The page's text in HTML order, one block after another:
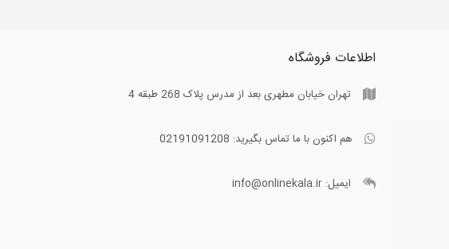
اطلاعات فروشگاه
تهران خیابان مطهری بعد از مدرس پلاک 268 طبقه 4
هم اکنون با ما تماس بگیرید: 02191091208
ایمیل: info@onlinekala.ir